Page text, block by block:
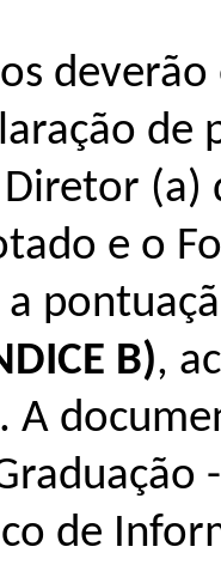
de
(a)
e o
B),
de